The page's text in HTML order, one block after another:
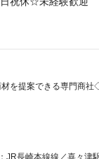
を提案できる専門商
長崎本線線／喜々津駅